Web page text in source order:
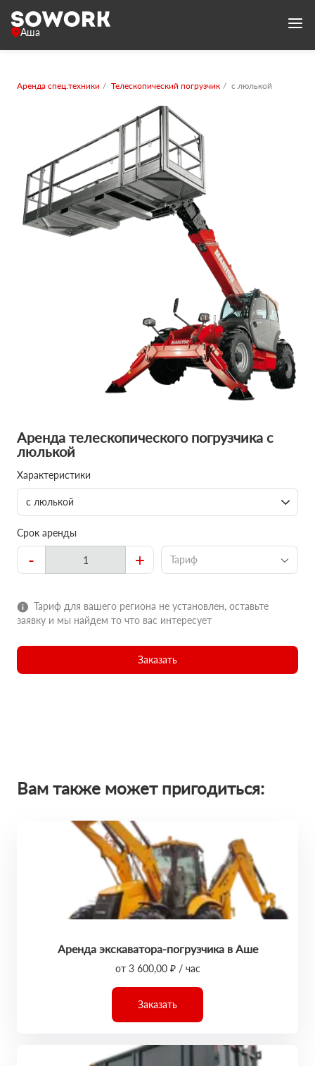
Аша
Аренда спец.техники Телескопический погрузчик с люлькой
Аренда телескопического погрузчика с
люлькой
Характеристики
с люлькой
Срок аренды
- + Тариф
Тариф для вашего региона не установлен, оставьте
заявку и мы найдем то что вас интересует
Заказать
Вам также может пригодиться:
Аренда экскаватора-погрузчика в Аше
от 3 600,00 ₽ / час
Заказать